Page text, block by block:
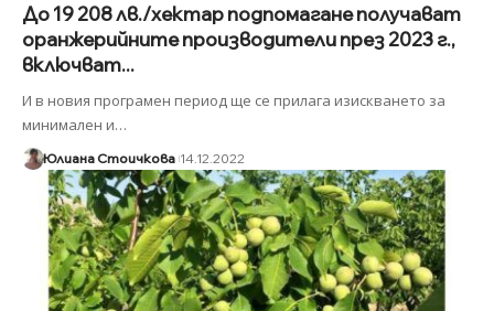
До 19 208 лв./хектар подпомагане получават
оранжерийните производители през 2023 г.,
включват...
И в новия програмен период ще се прилага изискването за
минимален и…
Юлиана Стоичкова 14.12.2022